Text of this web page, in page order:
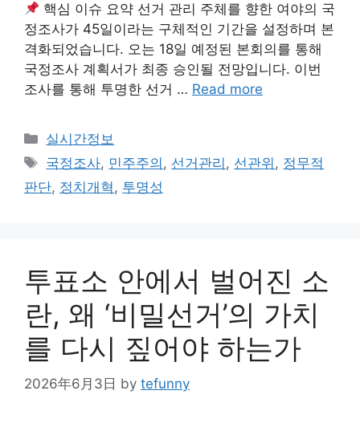
핵심 이슈 요약 선거 관리 주체를 향한 여야의 국
정조사가 45일이라는 구체적인 기간을 설정하며 본
격화되었습니다. 오는 18일 예정된 본회의를 통해
국정조사 계획서가 최종 승인될 전망입니다. 이번
조사를 통해 투명한 선거 … Read more
Categories
실시간정보
Tags
국정조사, 민주주의 , 선거관리 , 선관위 , 정무적
판단, 정치개혁, 투명성
투표소 안에서 벌어진 소
란, 왜 ‘비밀선거’의 가치
를 다시 짚어야 하는가
2026年6月3日 by tefunny